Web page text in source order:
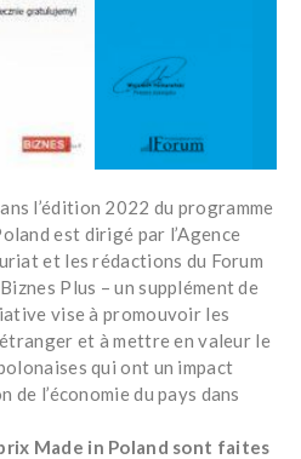
l’édition 2022 du programme
est dirigé par l’Agence
et les rédactions du Forum
Plus – un supplément de
vise à promouvoir les
et à mettre en valeur le
qui ont un impact
l’économie du pays dans
Made in Poland sont faites